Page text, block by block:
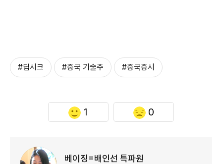
#딥시크 #중국 기술주 #중국증시
1 0
베이징=배인선 특파원